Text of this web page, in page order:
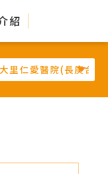
紹